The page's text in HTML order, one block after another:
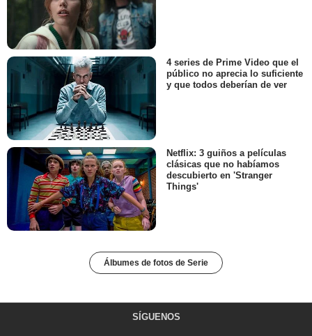
4 series de Prime Video que el
público no aprecia lo suficiente
y que todos deberían de ver
Netflix: 3 guiños a películas
clásicas que no habíamos
descubierto en 'Stranger
Things'
Álbumes de fotos de Serie
SÍGUENOS